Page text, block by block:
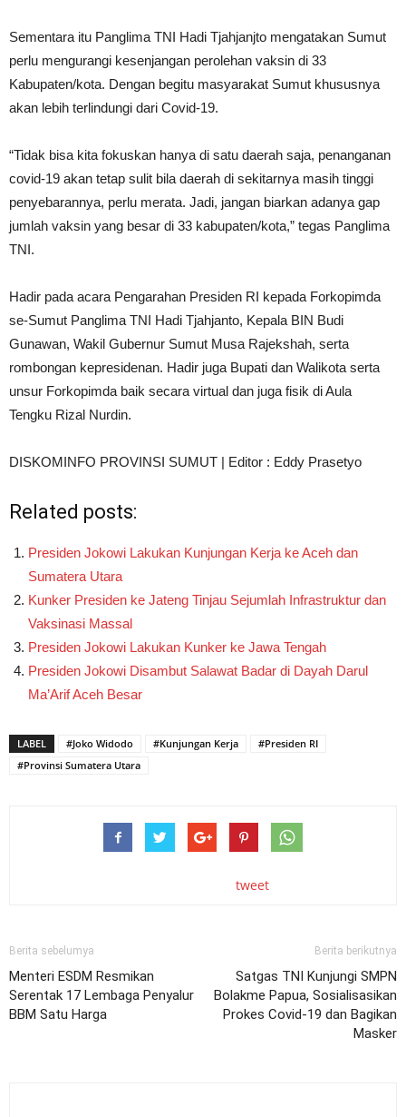
Sementara itu Panglima TNI Hadi Tjahjanjto mengatakan Sumut
perlu mengurangi kesenjangan perolehan vaksin di 33
Kabupaten/kota. Dengan begitu masyarakat Sumut khususnya
akan lebih terlindungi dari Covid-19.
“Tidak bisa kita fokuskan hanya di satu daerah saja, penanganan
covid-19 akan tetap sulit bila daerah di sekitarnya masih tinggi
penyebarannya, perlu merata. Jadi, jangan biarkan adanya gap
jumlah vaksin yang besar di 33 kabupaten/kota,” tegas Panglima
TNI.
Hadir pada acara Pengarahan Presiden RI kepada Forkopimda
se-Sumut Panglima TNI Hadi Tjahjanto, Kepala BIN Budi
Gunawan, Wakil Gubernur Sumut Musa Rajekshah, serta
rombongan kepresidenan. Hadir juga Bupati dan Walikota serta
unsur Forkopimda baik secara virtual dan juga fisik di Aula
Tengku Rizal Nurdin.
DISKOMINFO PROVINSI SUMUT | Editor : Eddy Prasetyo
Related posts:
Presiden Jokowi Lakukan Kunjungan Kerja ke Aceh dan
Sumatera Utara
Kunker Presiden ke Jateng Tinjau Sejumlah Infrastruktur dan
Vaksinasi Massal
Presiden Jokowi Lakukan Kunker ke Jawa Tengah
Presiden Jokowi Disambut Salawat Badar di Dayah Darul
Ma’Arif Aceh Besar
LABEL #Joko Widodo #Kunjungan Kerja
#Presiden RI
#Provinsi Sumatera Utara
tweet
Berita sebelumya
Menteri ESDM Resmikan
Serentak 17 Lembaga Penyalur
BBM Satu Harga
Berita berikutnya
Satgas TNI Kunjungi SMPN
Bolakme Papua, Sosialisasikan
Prokes Covid-19 dan Bagikan
Masker